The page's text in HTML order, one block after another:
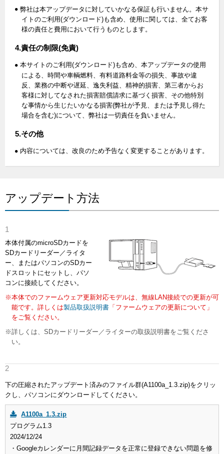
弊社は本アップデータに対していかなる保証も行いません。本サ
イトのご利用(ダウンロード)も含め、使用に関しては、全てお客
様の責任と費用において行うものとします。
4.責任の制限(免責)
本サイトのご利用(ダウンロード)も含め、本アップデータの使用
による、時間や車輌燃料、有料道路料金等の損失、事故や違
反、業務の中断や遅延、逸失利益、精神的損害、第三者からお
客様に対してなされた損害賠償請求に基づく損害、その他特別
な事情から生じたいかなる損害(弊社が予見、または予見し得た
場合を含む)について、弊社は一切責任を負いません。
5.その他
内容については、改良のため予告なく変更することがあります。
アップデート方法
本体付属のmicroSDカードを
SDカードリーダー／ライタ
ー、またはパソコンのSDカー
ドスロットにセットし、パソ
コンに接続してください。
※本体でのファームウェア更新対応モデルは、無線LAN接続での更新が可
能です。詳しくは製品取扱説明書 「ファームウェアの更新について」
をご覧ください。
※詳しくは、SDカードリーダー／ライターの取扱説明書をご覧くださ
い。
下の圧縮されたアップデート済みのファイル群(A1100a_1.3.zip)をクリッ
クし、パソコンにダウンロードしてください。
A1100a_1.3.zip
プログラム1.3
2024/12/24
・Googleカレンダーに月間記録データを正常に登録できない問題を修